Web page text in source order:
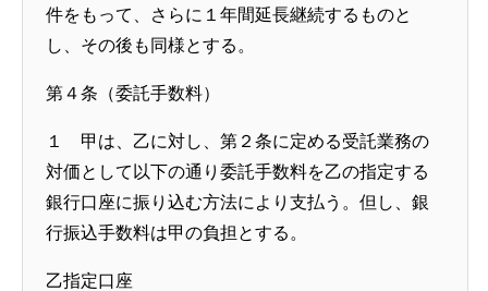
件をもって、さらに１年間延長継続するものと
し、その後も同様とする。
第４条（委託手数料）
１ 甲は、乙に対し、第２条に定める受託業務の
対価として以下の通り委託手数料を乙の指定する
銀行口座に振り込む方法により支払う。但し、銀
行振込手数料は甲の負担とする。
乙指定口座